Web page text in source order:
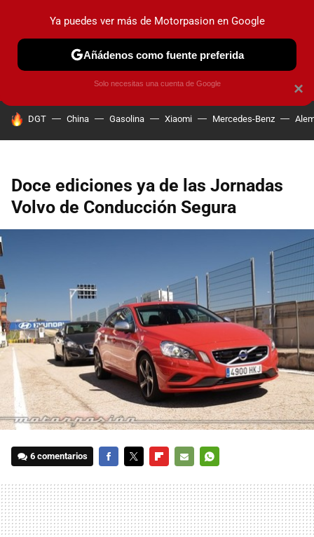
PRUEBAS COCHES ELÉCTRICOS OBSERVATORIO
HOY SE HABLA DE
DGT China Gasolina Xiaomi Mercedes-Benz
Doce ediciones ya de las Jornadas
Volvo de Conducción Segura
6 comentarios
MAIL
×
Ya puedes ver más de Motorpasion en Google
Añádenos como fuente preferida
Solo necesitas una cuenta de Google